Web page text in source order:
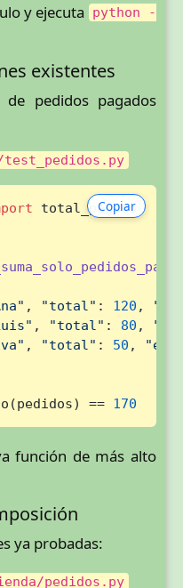
y ejecuta
python -
existentes
pedidos pagados
Copiar
total_pagado
, "total" : 120 ,
, "total" : 80 ,
, "total" : 50 ,
== 170
función de más alto
ya probadas:
pedidos.py